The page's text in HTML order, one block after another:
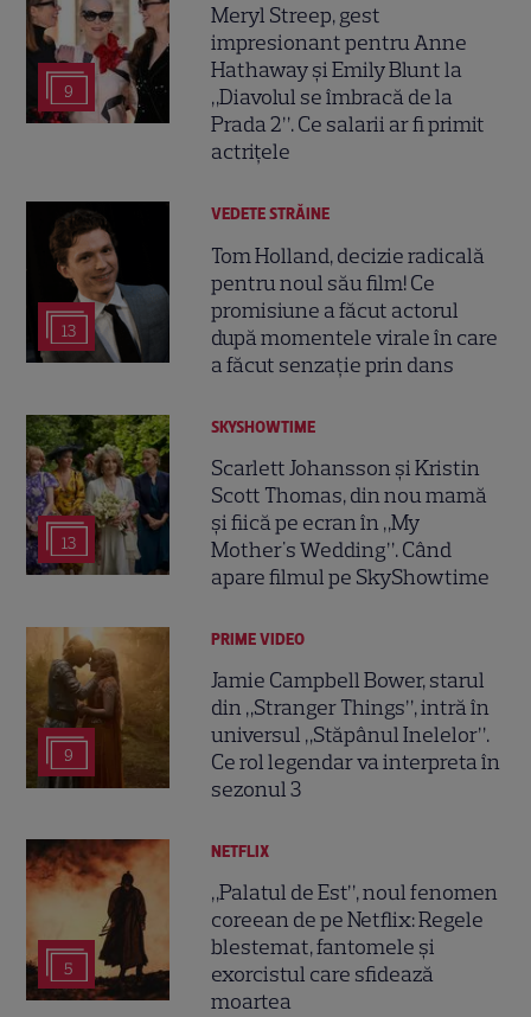
9
Meryl Streep, gest
impresionant pentru Anne
Hathaway și Emily Blunt la
„Diavolul se îmbracă de la
Prada 2”. Ce salarii ar fi primit
actrițele
13
VEDETE STRĂINE
Tom Holland, decizie radicală
pentru noul său film! Ce
promisiune a făcut actorul
după momentele virale în care
a făcut senzație prin dans
13
SKYSHOWTIME
Scarlett Johansson și Kristin
Scott Thomas, din nou mamă
și fiică pe ecran în „My
Mother's Wedding”. Când
apare filmul pe SkyShowtime
9
PRIME VIDEO
Jamie Campbell Bower, starul
din „Stranger Things”, intră în
universul „Stăpânul Inelelor”.
Ce rol legendar va interpreta în
sezonul 3
5
NETFLIX
„Palatul de Est”, noul fenomen
coreean de pe Netflix: Regele
blestemat, fantomele și
exorcistul care sfidează
moartea